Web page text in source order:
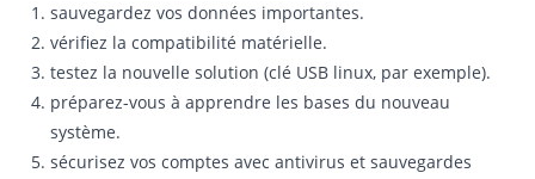
sauvegardez vos données importantes.
vérifiez la compatibilité matérielle.
testez la nouvelle solution (clé USB linux, par exemple).
préparez-vous à apprendre les bases du nouveau
système.
sécurisez vos comptes avec antivirus et sauvegardes